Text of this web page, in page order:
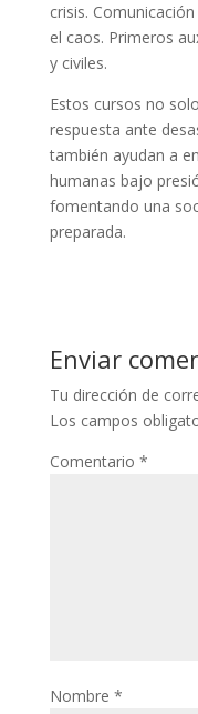
crisis.
el caos. Primeros
y civiles.
Estos cursos no
respuesta ante
también ayudan a
humanas bajo
fomentando una
preparada.
Enviar
Tu dirección de
Los campos
Comentario *
Nombre *